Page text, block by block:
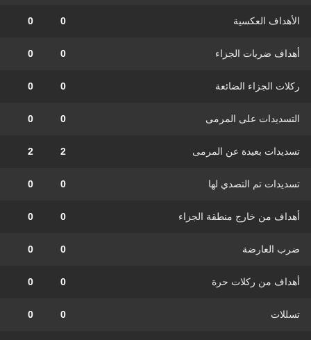
الأهداف العكسية 0
0
أهداف ضربات الجزاء 0
0
ركلات الجزاء الضائعة 0
0
التسديدات على المرمى 0
0
تسديدات بعيدة عن المرمى 2
2
تسديدات تم التصدي لها 0
0
أهداف من خارج منطقة الجزاء 0
0
ضرب العارضة 0
0
أهداف من ركلات حرة 0
0
تسللات 0
0